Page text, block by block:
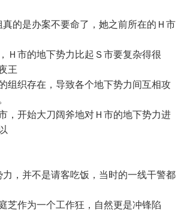
的是办案不要命了，她之前所在的Ｈ市
Ｈ市的地下势力比起Ｓ市要复杂得很
王
组织存在，导致各个地下势力间互相攻
，开始大刀阔斧地对Ｈ市的地下势力进
，并不是请客吃饭，当时的一线干警都
芝作为一个工作狂，自然更是冲锋陷